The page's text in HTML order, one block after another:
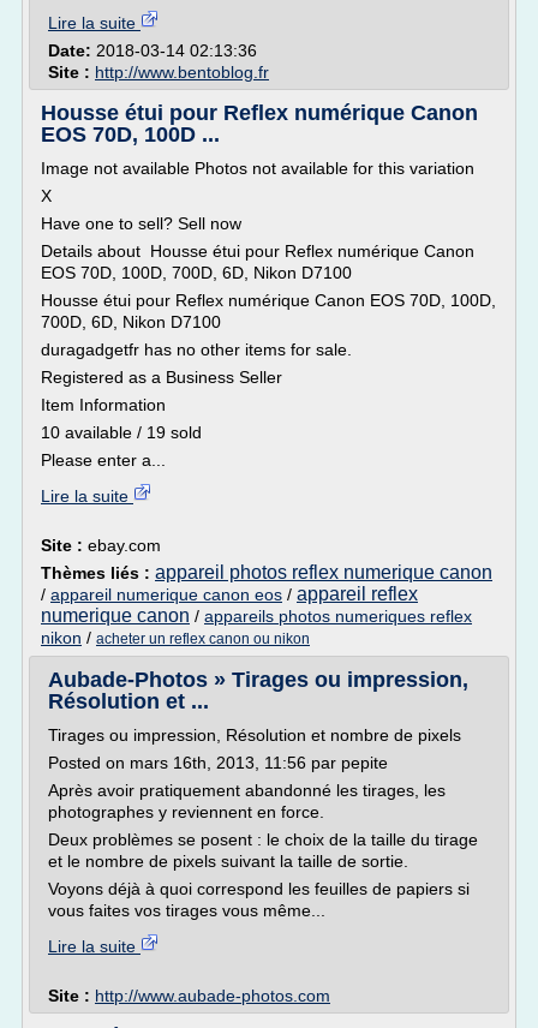
Lire la suite
Date: 2018-03-14 02:13:36
Site : http://www.bentoblog.fr
Housse étui pour Reflex numérique Canon
EOS 70D, 100D ...
Image not available Photos not available for this variation
X
Have one to sell? Sell now
Details about Housse étui pour Reflex numérique Canon
EOS 70D, 100D, 700D, 6D, Nikon D7100
Housse étui pour Reflex numérique Canon EOS 70D, 100D,
700D, 6D, Nikon D7100
duragadgetfr has no other items for sale.
Registered as a Business Seller
Item Information
10 available / 19 sold
Please enter a...
Lire la suite
Site : ebay.com
Thèmes liés : appareil photos reflex numerique canon
/ appareil numerique canon eos / appareil reflex
numerique canon / appareils photos numeriques reflex
nikon / acheter un reflex canon ou nikon
Aubade-Photos » Tirages ou impression,
Résolution et ...
Tirages ou impression, Résolution et nombre de pixels
Posted on mars 16th, 2013, 11:56 par pepite
Après avoir pratiquement abandonné les tirages, les
photographes y reviennent en force.
Deux problèmes se posent : le choix de la taille du tirage
et le nombre de pixels suivant la taille de sortie.
Voyons déjà à quoi correspond les feuilles de papiers si
vous faites vos tirages vous même...
Lire la suite
Site : http://www.aubade-photos.com